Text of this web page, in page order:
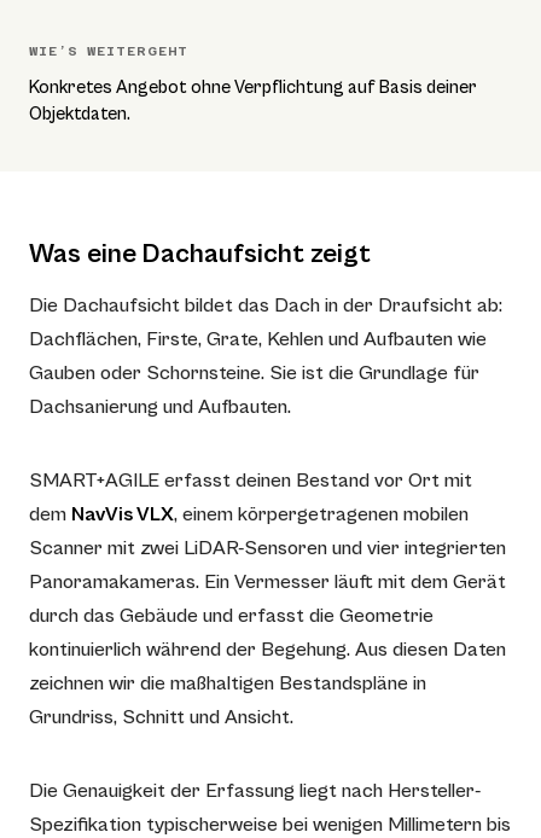
WIE’S WEITERGEHT
Konkretes Angebot ohne Verpflichtung auf Basis deiner
Objektdaten.
Was eine Dachaufsicht zeigt
Die Dachaufsicht bildet das Dach in der Draufsicht ab:
Dachflächen, Firste, Grate, Kehlen und Aufbauten wie
Gauben oder Schornsteine. Sie ist die Grundlage für
Dachsanierung und Aufbauten.
SMART+AGILE erfasst deinen Bestand vor Ort mit
dem NavVis VLX, einem körpergetragenen mobilen
Scanner mit zwei LiDAR-Sensoren und vier integrierten
Panoramakameras. Ein Vermesser läuft mit dem Gerät
durch das Gebäude und erfasst die Geometrie
kontinuierlich während der Begehung. Aus diesen Daten
zeichnen wir die maßhaltigen Bestandspläne in
Grundriss, Schnitt und Ansicht.
Die Genauigkeit der Erfassung liegt nach Hersteller-
Spezifikation typischerweise bei wenigen Millimetern bis